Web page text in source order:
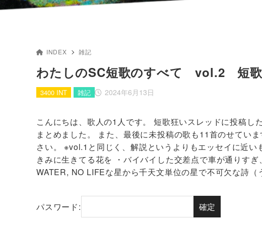
INDEX 雑記
わたしのSC短歌のすべて vol.2 短歌
3400 INT 2024年6月13日
雑記
こんにちは、歌人の1人です。 短歌狂いスレッドに投稿
まとめました。 また、最後に未投稿の歌も11首のせてい
さい。 ※vol.1と同じく、解説というよりもエッセイに近
きみに生きてる花を ・バイバイした交差点で車が通りす
WATER, NO LIFEな星から千天文単位の星で不可欠な詩（
パスワード: